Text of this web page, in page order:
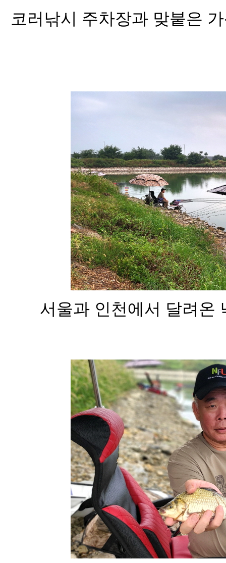
코러낚시 주차장과 맞붙은
서울과 인천에서 달려온